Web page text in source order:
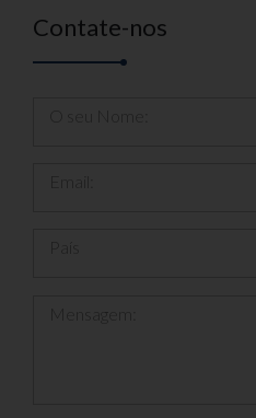
Contate-nos
Mensagem: